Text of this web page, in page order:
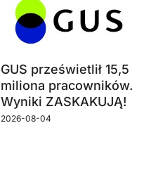
GUS prześwietlił 15,5
miliona pracowników.
Wyniki ZASKAKUJĄ!
2026-08-04